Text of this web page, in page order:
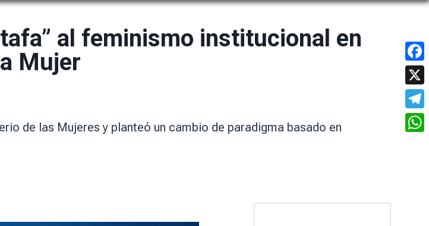
al feminismo institucional en
Mujer
de las Mujeres y planteó un cambio de paradigma basado en
X